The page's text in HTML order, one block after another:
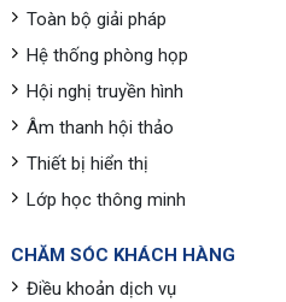
Toàn bộ giải pháp
Hệ thống phòng họp
Hội nghị truyền hình
Âm thanh hội thảo
Thiết bị hiển thị
Lớp học thông minh
CHĂM SÓC KHÁCH HÀNG
Điều khoản dịch vụ